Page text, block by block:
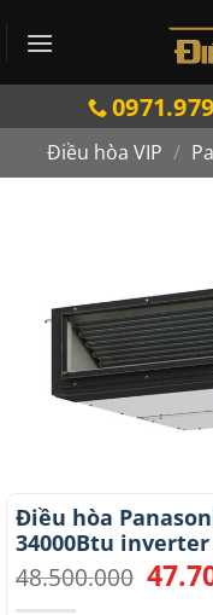
qua
Điều hòa VIP /
Điều hòa
34000Btu
48.500.000 Giá
gốc